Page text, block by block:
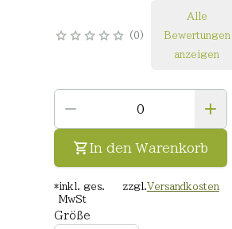
0
Alle
Bewertungen
anzeigen
In den Warenkorb
*inkl. ges.
MwSt
zzgl. Versandkosten
Größe